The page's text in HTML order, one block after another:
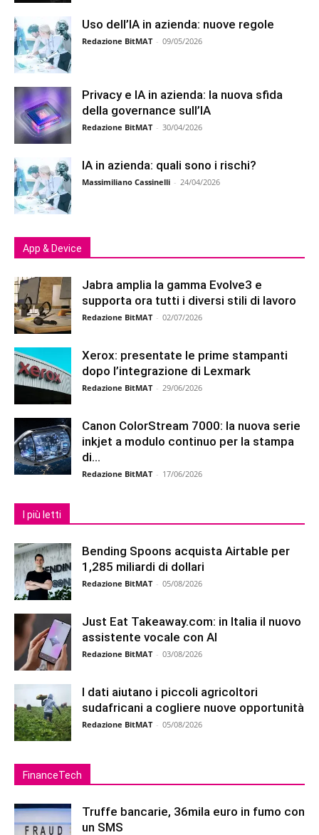
Uso dell’IA in azienda: nuove regole
Redazione BitMAT - 09/05/2026
Privacy e IA in azienda: la nuova sfida
della governance sull’IA
Redazione BitMAT - 30/04/2026
IA in azienda: quali sono i rischi?
Massimiliano Cassinelli - 24/04/2026
App & Device
Jabra amplia la gamma Evolve3 e
supporta ora tutti i diversi stili di lavoro
Redazione BitMAT - 02/07/2026
Xerox: presentate le prime stampanti
dopo l’integrazione di Lexmark
Redazione BitMAT - 29/06/2026
Canon ColorStream 7000: la nuova serie
inkjet a modulo continuo per la stampa
di...
Redazione BitMAT - 17/06/2026
I più letti
Bending Spoons acquista Airtable per
1,285 miliardi di dollari
Redazione BitMAT - 05/08/2026
Just Eat Takeaway.com: in Italia il nuovo
assistente vocale con AI
Redazione BitMAT - 03/08/2026
I dati aiutano i piccoli agricoltori
sudafricani a cogliere nuove opportunità
Redazione BitMAT - 05/08/2026
FinanceTech
Truffe bancarie, 36mila euro in fumo con
un SMS